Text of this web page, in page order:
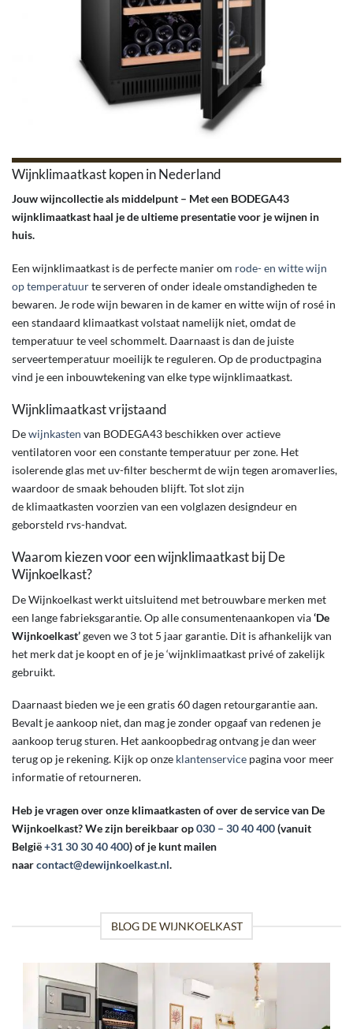
Wijnklimaatkast kopen in Nederland
Jouw wijncollectie als middelpunt – Met een BODEGA43
wijnklimaatkast haal je de ultieme presentatie voor je wijnen in
huis.
Een wijnklimaatkast is de perfecte manier om rode- en witte wijn
op temperatuurte serveren of onder ideale omstandigheden te
bewaren. Je rode wijn bewaren in de kamer en witte wijn of rosé in
een standaard klimaatkast volstaat namelijk niet, omdat de
temperatuur te veel schommelt. Daarnaast is dan de juiste
serveertemperatuur moeilijk te reguleren. Op de productpagina
vind je een inbouwtekening van elke type wijnklimaatkast.
Wijnklimaatkast vrijstaand
Dewijnkasten van BODEGA43 beschikken over actieve
ventilatoren voor een constante temperatuur per zone. Het
isolerende glas met uv-filter beschermt de wijn tegen aromaverlies,
waardoor de smaak behouden blijft. Tot slot zijn
de klimaatkasten voorzien van een volglazen designdeur en
geborsteld rvs-handvat.
Waarom kiezen voor een wijnklimaatkast bij De
Wijnkoelkast?
De Wijnkoelkast werkt uitsluitend met betrouwbare merken met
een lange fabrieksgarantie. Op alle consumentenaankopen via‘De
Wijnkoelkast’geven we 3 tot 5 jaar garantie. Dit is afhankelijk van
het merk dat je koopt en of je je ‘wijnklimaatkast privé of zakelijk
gebruikt.
Daarnaast bieden we je een gratis 60 dagen retourgarantie aan.
Bevalt je aankoop niet, dan mag je zonder opgaaf van redenen je
aankoop terug sturen. Het aankoopbedrag ontvang je dan weer
terug op je rekening. Kijk op onze klantenservice pagina voor meer
informatie of retourneren.
Heb je vragen over onze klimaatkasten of over de service van De
Wijnkoelkast? We zijn bereikbaar op030 – 30 40 400(vanuit
België+31 30 30 40 400) of je kunt mailen
naarcontact@dewijnkoelkast.nl.
BLOG DE WIJNKOELKAST